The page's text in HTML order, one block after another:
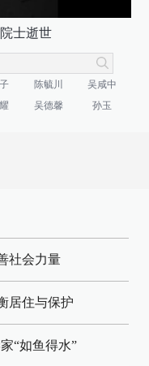
士逝世
陈毓川
吴咸中
吴德馨 孙玉
社会力量
居住与保护
“如鱼得水”